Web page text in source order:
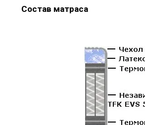
Состав матраса